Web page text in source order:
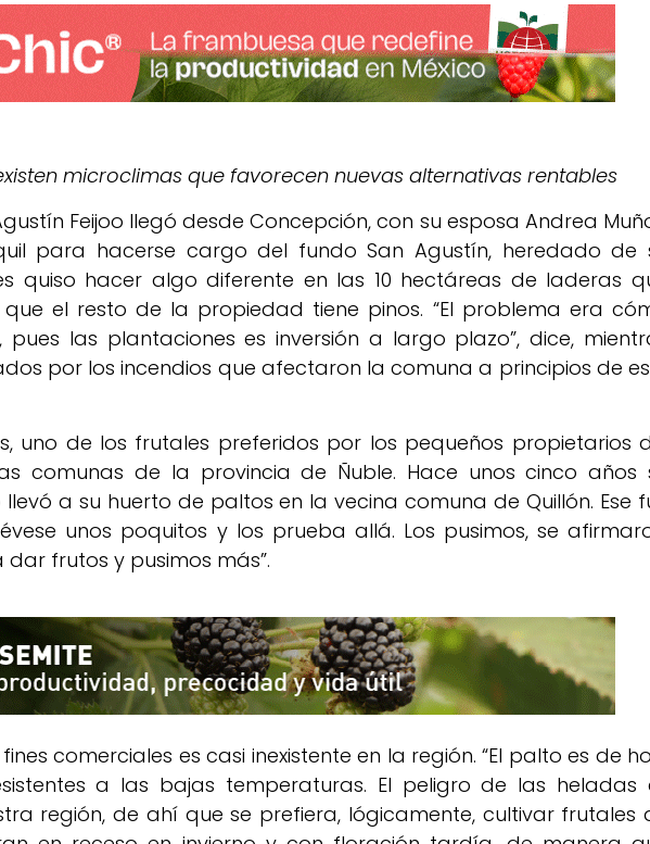
microclimas que favorecen nuevas alternativas rentables
Feijoo llegó desde Concepción, con su esposa Andrea
para hacerse cargo del fundo San Agustín, heredado de
quiso hacer algo diferente en las 10 hectáreas de laderas
el resto de la propiedad tiene pinos. “El problema era
las plantaciones es inversión a largo plazo”, dice,
por los incendios que afectaron la comuna a principios de
uno de los frutales preferidos por los pequeños propietarios
comunas de la provincia de Ñuble. Hace unos cinco años
llevó a su huerto de paltos en la vecina comuna de Quillón. Ese
unos poquitos y los prueba allá. Los pusimos, se
frutos y pusimos más”.
comerciales es casi inexistente en la región. “El palto es de
a las bajas temperaturas. El peligro de las heladas
región, de ahí que se prefiera, lógicamente, cultivar frutales